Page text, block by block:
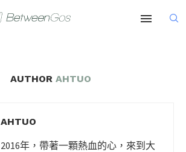
AUTHOR AHTUO
AHTUO
2016年，帶著一顆熱血的心，來到大